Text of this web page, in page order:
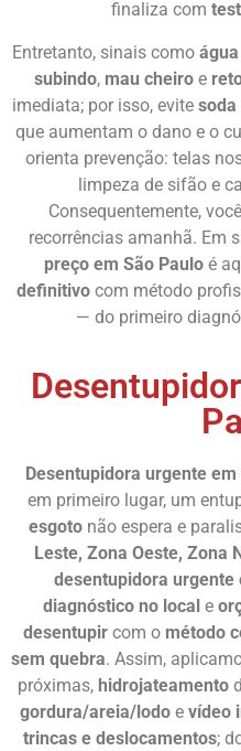
finaliza com
Entretanto, sinais como
subindo, mau cheiroe
imediata; por isso, evite soda
que aumentam o dano e o
orienta prevenção: telas
limpeza de sifão e
Consequentemente,
recorrências amanhã. Em
preço em São Paulo é
definitivocom método
— do primeiro
Desentupidora urgente em
em primeiro lugar, um
esgotonão espera e
Leste, Zona Oeste, Zona
desentupidora urgente
diagnóstico no local e
desentupir com o método
sem quebra. Assim,
próximas, hidrojateamento
gordura/areia/lodoe vídeo
trincas e deslocamentos;